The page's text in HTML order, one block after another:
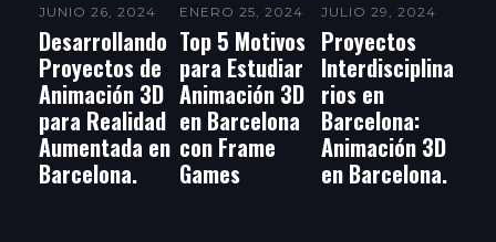
JUNIO 26, 2024
Desarrollando
Proyectos de
Animación 3D
para Realidad
Aumentada en
Barcelona.
ENERO 25, 2024
Top 5 Motivos
para Estudiar
Animación 3D
en Barcelona
con Frame
Games
JULIO 29, 2024
Proyectos
Interdisciplina
rios en
Barcelona:
Animación 3D
en Barcelona.